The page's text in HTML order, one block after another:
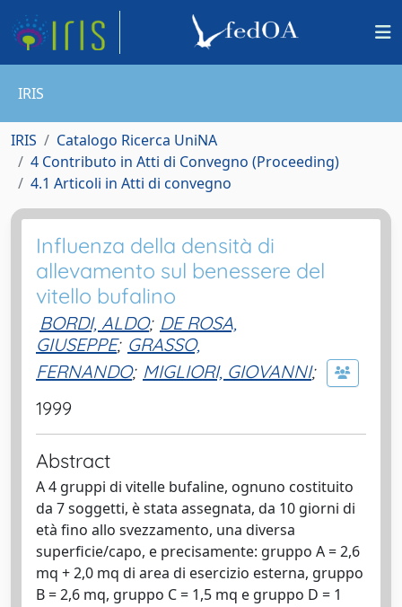
IRIS
IRIS
Catalogo Ricerca UniNA
4 Contributo in Atti di Convegno (Proceeding)
4.1 Articoli in Atti di convegno
Influenza della densità di
allevamento sul benessere del
vitello bufalino
BORDI, ALDO; DE ROSA,
GIUSEPPE; GRASSO,
FERNANDO; MIGLIORI, GIOVANNI;
1999
Abstract
A 4 gruppi di vitelle bufaline, ognuno costituito
da 7 soggetti, è stata assegnata, da 10 giorni di
età fino allo svezzamento, una diversa
superficie/capo, e precisamente: gruppo A = 2,6
mq + 2,0 mq di area di esercizio esterna, gruppo
B = 2,6 mq, gruppo C = 1,5 mq e gruppo D = 1